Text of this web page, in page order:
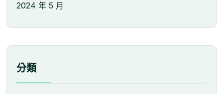
2024 年 5 月
分類